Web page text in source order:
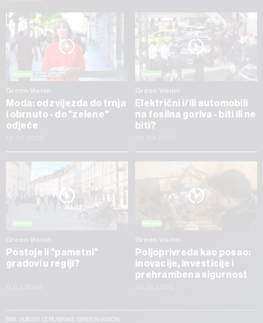
Green Vision
Moda: od zvijezda do trnja
i obrnuto - do "zelene"
odjeće
Green Vision
Električni i/ili automobili
na fosilna goriva - biti ili ne
biti?
Green Vision
Postoje li "pametni"
gradovi u regiji?
Green Vision
Poljoprivreda kao posao:
inovacije, investicije i
prehrambena sigurnost
SVE VIJESTI IZ RUBRIKE GREEN VISION